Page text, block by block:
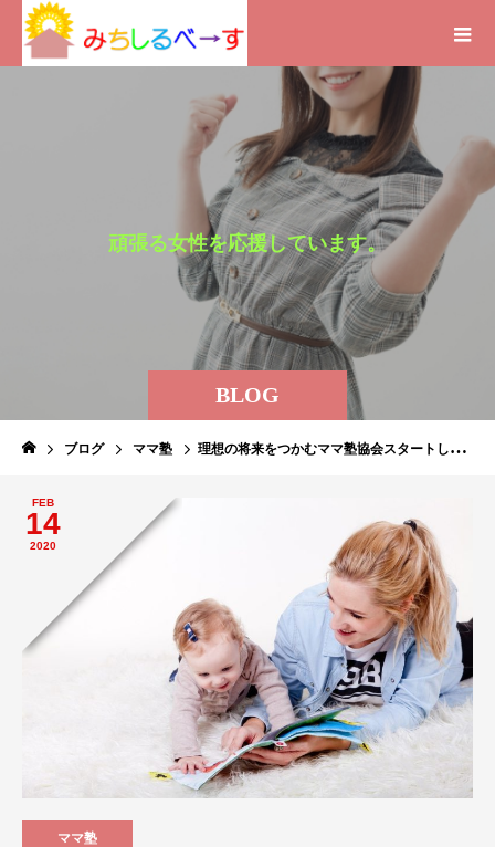
BLOG
頑張 る 女 性を応援 し ています。
い
ブログ ママ塾 理想の将来をつかむママ塾協会スタートします！
FEB
14
2020
ママ塾